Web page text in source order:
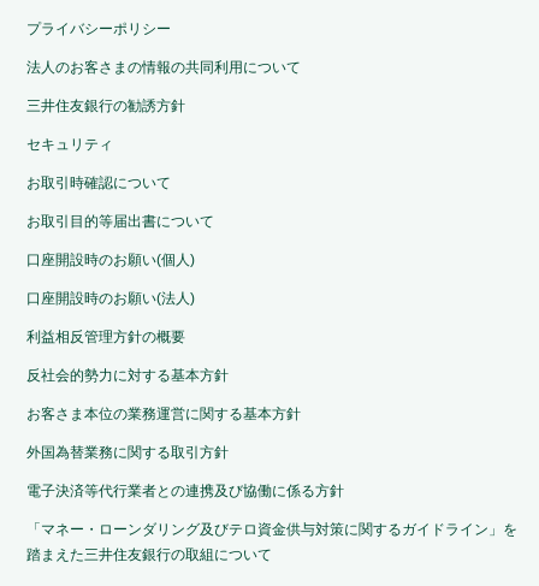
プライバシーポリシー
法人のお客さまの情報の共同利用について
三井住友銀行の勧誘方針
セキュリティ
お取引時確認について
お取引目的等届出書について
口座開設時のお願い(個人)
口座開設時のお願い(法人)
利益相反管理方針の概要
反社会的勢力に対する基本方針
お客さま本位の業務運営に関する基本方針
外国為替業務に関する取引方針
電子決済等代行業者との連携及び協働に係る方針
「マネー・ローンダリング及びテロ資金供与対策に関するガイドライン」を
踏まえた三井住友銀行の取組について